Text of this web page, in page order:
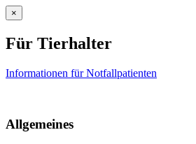
×
Für Tierhalter
Informationen für Notfallpatienten
Allgemeines